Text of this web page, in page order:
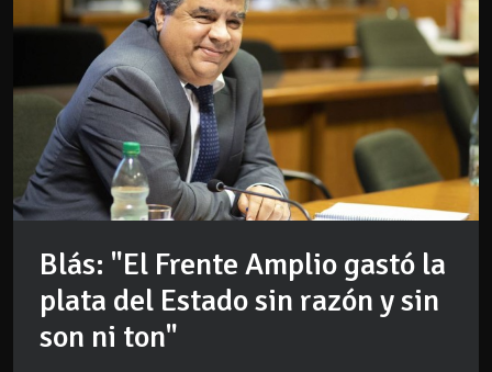
Blás: "El Frente Amplio gastó la
plata del Estado sin razón y sin
son ni ton"